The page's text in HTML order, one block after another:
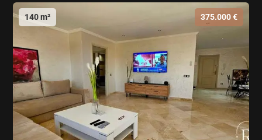
140 m² 375.000 €